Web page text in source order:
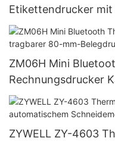
Etikettendrucker
ZM06H Mini
Rechnungsdrucker
Belegdrucker
ZYWELL ZY-4603